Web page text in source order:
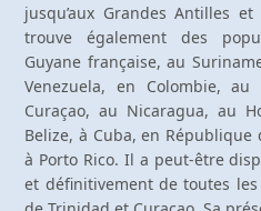
jusqu’aux Grandes Antilles
trouve également des
Guyane française, au
Venezuela, en Colombie,
Curaçao, au Nicaragua, au
Belize, à Cuba, en
à Porto Rico. Il a peut-être
et définitivement de toutes les